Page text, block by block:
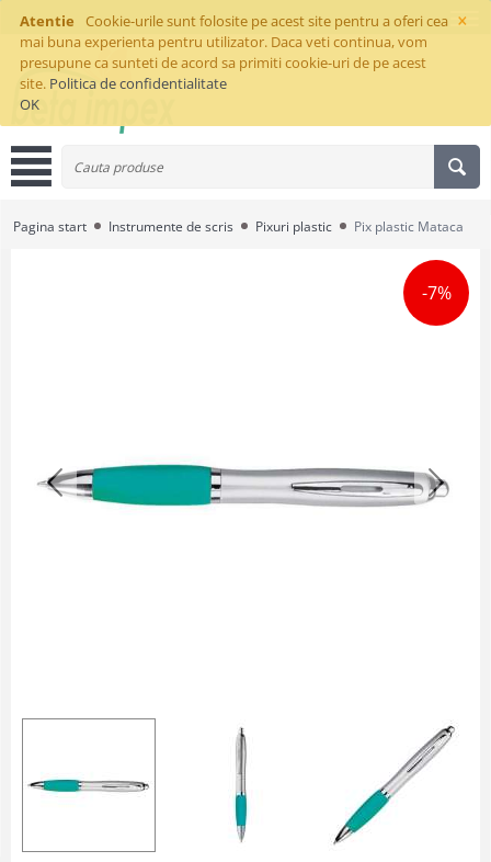
×
Atentie
Cookie-urile sunt folosite pe acest site pentru a oferi cea
mai buna experienta pentru utilizator. Daca veti continua, vom
presupune ca sunteti de acord sa primiti cookie-uri de pe acest
site. Politica de confidentialitate
OK
Pagina start Instrumente de scris Pixuri plastic Pix plastic Mataca
-7%